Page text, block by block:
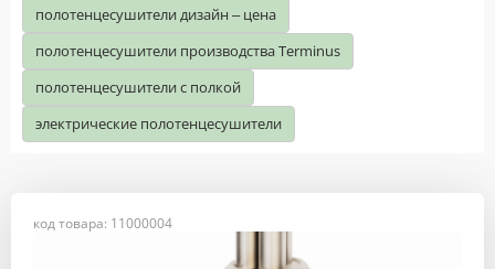
полотенцесушители дизайн – цена
полотенцесушители производства Terminus
полотенцесушители с полкой
электрические полотенцесушители
код товара: 11000004